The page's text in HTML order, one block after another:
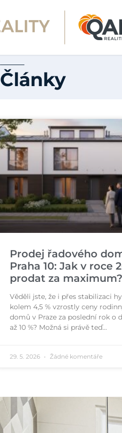
Články
Prodej řadového
Praha 10: Jak v roce
prodat za maximum?
Věděli jste, že i přes stabilizaci
kolem 4,5 % vzrostly ceny
domů v Praze za poslední rok o
až 10 %? Možná si právě teď…
29. 5. 2026 Žádné komentáře